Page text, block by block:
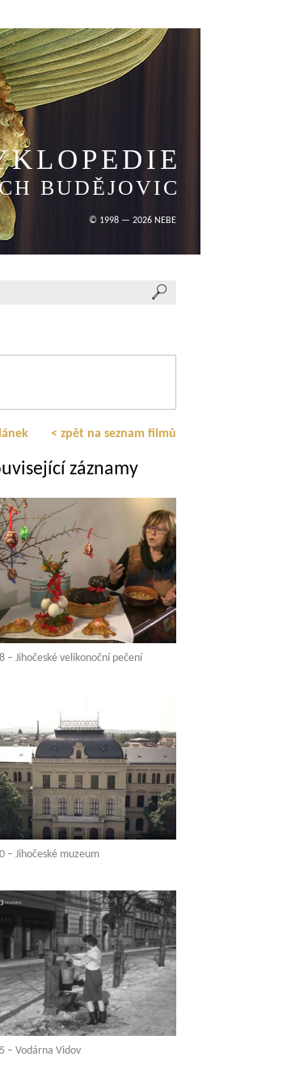
BUDĚJOVIC
© 1998 — 2026 NEBE
< zpět na seznam filmů
záznamy
– Jihočeské velikonoční pečení
– Jihočeské muzeum
– Vodárna Vidov